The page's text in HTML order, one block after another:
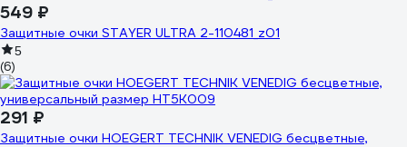
549 ₽
Защитные очки STAYER ULTRA 2-110481_z01
5
(6)
291 ₽
Защитные очки HOEGERT TECHNIK VENEDIG бесцветные,